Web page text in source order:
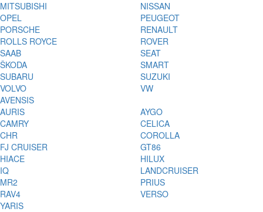
MITSUBISHI
NISSAN
OPEL
PEUGEOT
PORSCHE
RENAULT
ROLLS ROYCE
ROVER
SAAB
SEAT
ŠKODA
SMART
SUBARU
SUZUKI
VOLVO
VW
AVENSIS
AURIS
AYGO
CAMRY
CELICA
CHR
COROLLA
FJ CRUISER
GT86
HIACE
HILUX
IQ
LANDCRUISER
MR2
PRIUS
RAV4
VERSO
YARIS